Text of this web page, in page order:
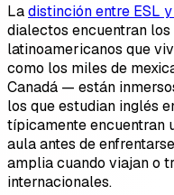
Ladistinción entre ESL
dialectos encuentran
latinoamericanos que
como los miles de
Canadá — están
los que estudian inglés
típicamente encuentran
aula antes de
amplia cuando viajan o
internacionales.